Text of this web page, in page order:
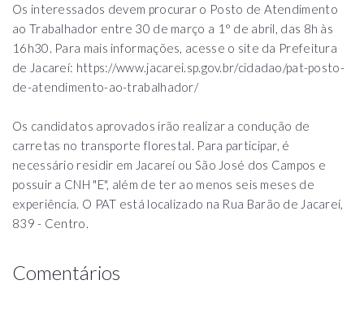
Os interessados devem procurar o Posto de Atendimento
ao Trabalhador entre 30 de março a 1° de abril, das 8h às
16h30. Para mais informações, acesse o site da Prefeitura
de Jacareí: https://www.jacarei.sp.gov.br/cidadao/pat-posto-
de-atendimento-ao-trabalhador/
Os candidatos aprovados irão realizar a condução de
carretas no transporte florestal. Para participar, é
necessário residir em Jacareí ou São José dos Campos e
possuir a CNH "E", além de ter ao menos seis meses de
experiência. O PAT está localizado na Rua Barão de Jacareí,
839 - Centro.
Comentários